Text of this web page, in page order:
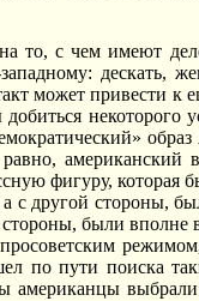
то, с чем имеют
может привести к
некоторого
американский
фигуру, которая
а с другой стороны,
были
по пути поиска
выбрали